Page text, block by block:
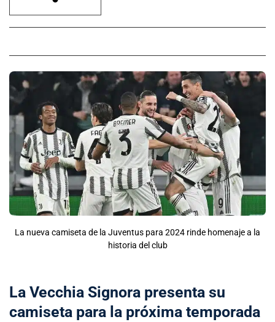
La nueva camiseta de la Juventus para 2024 rinde homenaje a la
historia del club
La Vecchia Signora presenta su
camiseta para la próxima temporada